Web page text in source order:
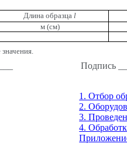
Длина образца l
м (см)
Подпись
1. Отбор
2.
3.
4.